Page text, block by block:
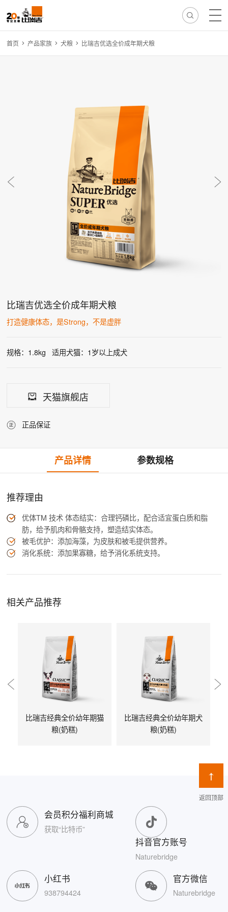
热门搜索: 无谷 冻干 离乳 免疫 减肥 毛球 骨骼
首页 产品家族 犬粮 比瑞吉优选全价成年期犬粮
比瑞吉优选全价成年期犬粮
打造健康体态，是Strong，不是虚胖
规格：1.8kg 适用犬猫：1岁以上成犬
天猫旗舰店
正品保证
产品详情 参数规格
推荐理由
优体TM 技术 体态结实：合理钙磷比，配合适宜蛋白质和脂
肪，给予肌肉和骨骼支持，塑造结实体态。
被毛优护：添加海藻，为皮肤和被毛提供营养。
消化系统：添加果寡糖，给予消化系统支持。
相关产品推荐
比瑞吉经典全价幼年期猫
粮(奶糕)
比瑞吉经典全价幼年期犬
粮(奶糕)
会员积分福利商城
获取“比特币”
抖音官方账号
Naturebridge
小红书
938794424
官方微信
Naturebridge
返回顶部